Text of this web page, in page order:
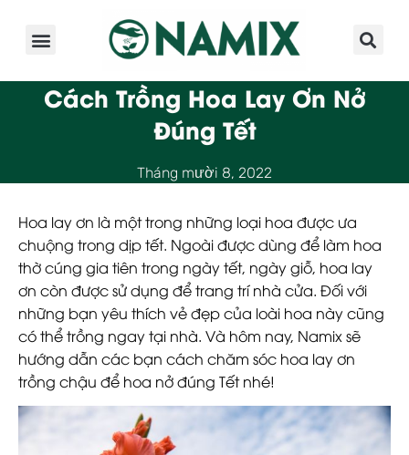
Cách Trồng Hoa Lay Ơn Nở
Đúng Tết
Tháng mười 8, 2022
Hoa lay ơn là một trong những loại hoa được ưa
chuộng trong dịp tết. Ngoài được dùng để làm hoa
thờ cúng gia tiên trong ngày tết, ngày giỗ, hoa lay
ơn còn được sử dụng để trang trí nhà cửa. Đối với
những bạn yêu thích vẻ đẹp của loài hoa này cũng
có thể trồng ngay tại nhà. Và hôm nay, Namix sẽ
hướng dẫn các bạn cách chăm sóc hoa lay ơn
trồng chậu để hoa nở đúng Tết nhé!